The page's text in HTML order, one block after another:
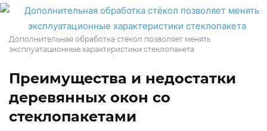
Дополнительная обработка стёкол позволяет менять
эксплуатационные характеристики стеклопакета
Преимущества и недостатки
деревянных окон со
стеклопакетами